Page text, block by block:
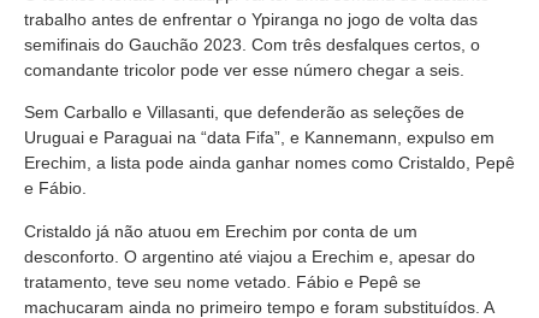
trabalho antes de enfrentar o Ypiranga no jogo de volta das
semifinais do Gauchão 2023. Com três desfalques certos, o
comandante tricolor pode ver esse número chegar a seis.
Sem Carballo e Villasanti, que defenderão as seleções de
Uruguai e Paraguai na “data Fifa”, e Kannemann, expulso em
Erechim, a lista pode ainda ganhar nomes como Cristaldo, Pepê
e Fábio.
Cristaldo já não atuou em Erechim por conta de um
desconforto. O argentino até viajou a Erechim e, apesar do
tratamento, teve seu nome vetado. Fábio e Pepê se
machucaram ainda no primeiro tempo e foram substituídos. A